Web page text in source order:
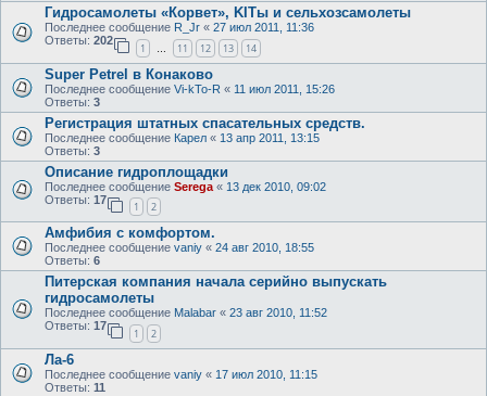
Гидросамолеты «Корвет», KITы и сельхозсамолеты
Последнее сообщение R_Jr « 27 июл 2011, 11:36
Ответы: 202
1 … 11 12 13 14
Super Petrel в Конаково
Последнее сообщение Vi-kTo-R « 11 июл 2011, 15:26
Ответы: 3
Регистрация штатных спасательных средств.
Последнее сообщение Карел « 13 апр 2011, 13:15
Ответы: 3
Описание гидроплощадки
Последнее сообщение Serega « 13 дек 2010, 09:02
Ответы: 17
1 2
Амфибия с комфортом.
Последнее сообщение vaniy « 24 авг 2010, 18:55
Ответы: 6
Питерская компания начала серийно выпускать
гидросамолеты
Последнее сообщение Malabar « 23 авг 2010, 11:52
Ответы: 17
1 2
Ла-6
Последнее сообщение vaniy « 17 июл 2010, 11:15
Ответы: 11